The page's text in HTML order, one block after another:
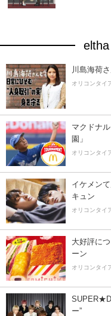
川島海荷
オリコンタイ
マクドナ
園」
オリコンタイ
イケメン
キュン
オリコンタイ
大好評に
ーン
オリコンタイ
ー”